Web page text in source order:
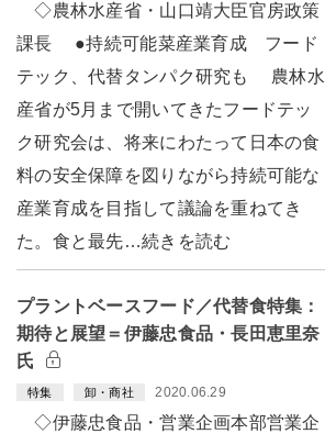
◇農林水産省・山口靖大臣官房政策
課長 ●持続可能菜産業育成 フード
テック、代替タンパク研究も 農林水
産省が5月まで開いてきたフードテッ
ク研究会は、将来にわたって日本の食
料の安全保障を図りながら持続可能な
産業育成を目指して議論を重ねてき
た。食と最先…続きを読む
プラントベースフード／代替食特集：
期待と展望＝伊藤忠食品・長田恵里奈
氏
特集 卸・商社 2020.06.29
◇伊藤忠食品・営業企画本部営業企